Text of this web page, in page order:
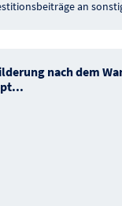
an
nach dem
...